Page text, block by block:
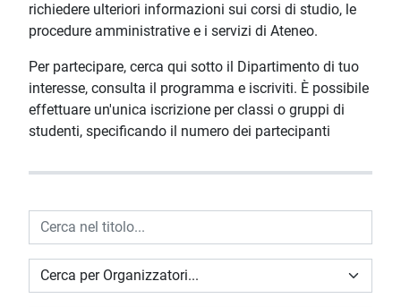
richiedere ulteriori informazioni sui corsi di studio, le
procedure amministrative e i servizi di Ateneo.
Per partecipare, cerca qui sotto il Dipartimento di tuo
interesse, consulta il programma e iscriviti. È possibile
effettuare un'unica iscrizione per classi o gruppi di
studenti, specificando il numero dei partecipanti
Cerca nel titolo
Cerca per Organizzatori